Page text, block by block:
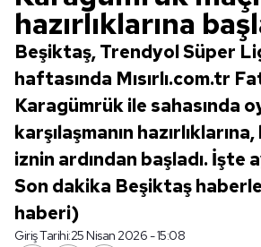
hazırlıklarına
Beşiktaş, Trendyol Süper
haftasında Mısırlı.com.tr
Karagümrük ile sahasında
karşılaşmanın
iznin ardından başladı. İşte
Son dakika Beşiktaş
haberi)
Giriş Tarihi:25 Nisan 2026 - 15:08